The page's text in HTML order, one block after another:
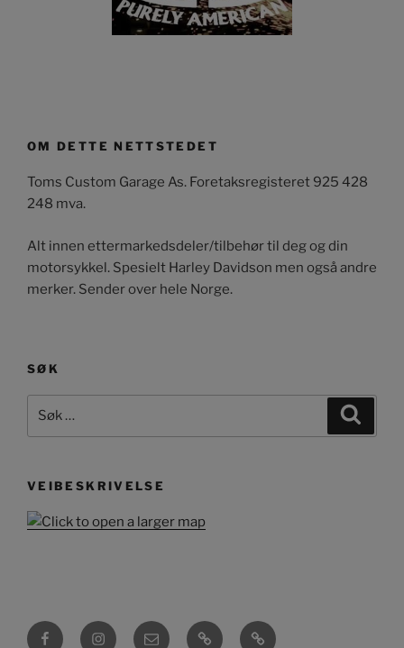
OM DETTE NETTSTEDET
Toms Custom Garage As. Foretaksregisteret 925 428
248 mva.
Alt innen ettermarkedsdeler/tilbehør til deg og din
motorsykkel. Spesielt Harley Davidson men også andre
merker. Sender over hele Norge.
SØK
VEIBESKRIVELSE